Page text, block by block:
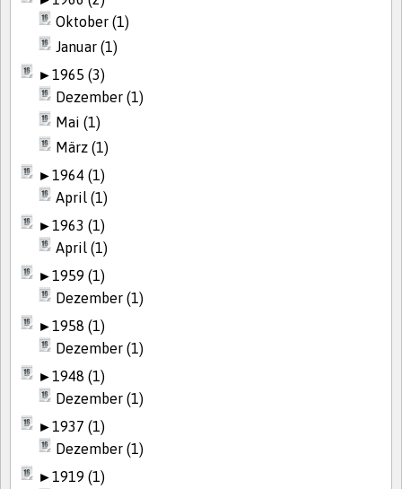
Oktober (1)
Januar (1)
►1965 (3)
Dezember (1)
Mai (1)
März (1)
►1964 (1)
April (1)
►1963 (1)
April (1)
►1959 (1)
Dezember (1)
►1958 (1)
Dezember (1)
►1948 (1)
Dezember (1)
►1937 (1)
Dezember (1)
►1919 (1)